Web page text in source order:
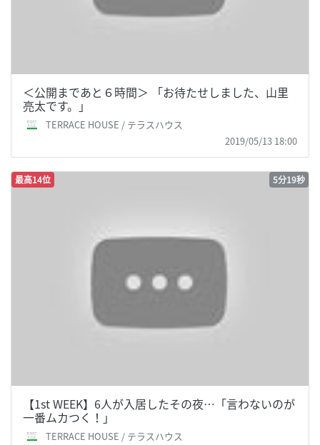
＜公開まであと６時間＞ 「お待たせしました、山里
亮太です。」
TERRACE HOUSE / テラスハウス
2019/05/13 18:00
最高14位 5分19秒
【1st WEEK】6人が入居したその夜…「言わないのが
一番ムカつく！」
TERRACE HOUSE / テラスハウス